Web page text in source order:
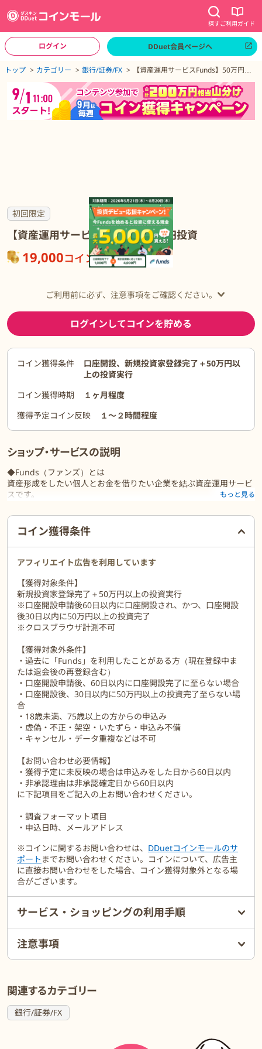
探すご利用ガイド
ログイン DDuet会員ページへ
トップ カテゴリー 銀行/証券/FX
【資産運用サービスFunds】50万円投
初回限定
【資産運用サービスFunds】50万円投資
19,000コイン が貯まる
ご利用前に必ず、注意事項をご確認ください。
ログインしてコインを貯める
コイン獲得条件
口座開設、新規投資家登録完了＋50万円以
上の投資実行
コイン獲得時期
１ヶ月程度
獲得予定コイン反映
１〜２時間程度
ショップ・サービスの説明
◆Funds（ファンズ）とは
資産形成をしたい個人とお金を借りたい企業を結ぶ資産運用サービ
スです。
け、その利息をもとに分配金を得て、資産を増やすことが出来ま
す。
また、一度投資を行えば、基本的にはファンドの満期が訪れるまで
待つだけで良いので、「投資は難しくて分からない」「忙しいから
相場に振り回されたくない！」といった悩みにも応えられます。
Fundsに参加する企業はFundsを運営するファンズ株式会社の審査
を通過した企業のみで構成されており、元本割れ・分配遅延は0件
となっております。
※2026年1月8日時点の実績であり、将来の運用成果等を保証する
ものではありません。
既に資産運用を行っている方には「ポートフォリオにおける守り用
資産」として、これからはじめる方には「少額*で安定的に取り組
める資産運用の第一歩」としてご利用いただいております。
※Fundsは1円から投資いただけます。ただし、お客様への分配は
円単位で行われ、1円未満の分配金は切り捨てられます。したがっ
て、お客様の投資された出資金が僅少の場合、利回りが得られない
可能性があります。
もっと見る
ご利用前に必ずお読みください
コイン獲得条件
アフィリエイト広告を利用しています
【獲得対象条件】
新規投資家登録完了＋50万円以上の投資実行
※口座開設申請後60日以内に口座開設され、かつ、口座開設
後30日以内に50万円以上の投資完了
※クロスブラウザ計測不可
【獲得対象外条件】
・過去に「Funds」を利用したことがある方（現在登録中ま
たは退会後の再登録含む）
・口座開設申請後、60日以内に口座開設完了に至らない場合
・口座開設後、30日以内に50万円以上の投資完了至らない場
合
・18歳未満、75歳以上の方からの申込み
・虚偽・不正・架空・いたずら・申込み不備
・キャンセル・データ重複などは不可
【お問い合わせ必要情報】
・獲得予定に未反映の場合は申込みをした日から60日以内
・非承認理由は非承認確定日から60日以内
に下記項目をご記入の上お問い合わせください。
・調査フォーマット項目
・申込日時、メールアドレス
※コインに関するお問い合わせは、 DDuetコインモールのサ
ポート までお問い合わせください。コインについて、広告主
に直接お問い合わせをした場合、コイン獲得対象外となる場
合がございます。
サービス・ショッピングの利用手順
注意事項
関連するカテゴリー
銀行/証券/FX
ジトップへ